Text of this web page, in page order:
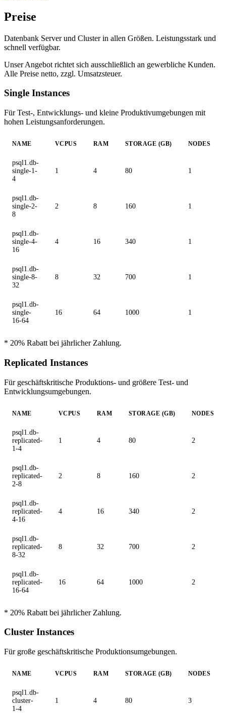
Preise
Datenbank Server und Cluster in allen Größen. Leistungsstark und
schnell verfügbar.
Unser Angebot richtet sich ausschließlich an gewerbliche Kunden.
Alle Preise netto, zzgl. Umsatzsteuer.
Single Instances
Für Test-, Entwicklungs- und kleine Produktivumgebungen mit
hohen Leistungsanforderungen.
NAME VCPUS RAM STORAGE (GB) NODES
psql1.db-
single-1-
4
1 4 80 1
psql1.db-
single-2-
8
2 8 160 1
psql1.db-
single-4-
16
4 16 340 1
psql1.db-
single-8-
32
8 32 700 1
psql1.db-
single-
16-64
16 64 1000 1
* 20% Rabatt bei jährlicher Zahlung.
Replicated Instances
Für geschäftskritische Produktions- und größere Test- und
Entwicklungsumgebungen.
NAME VCPUS RAM STORAGE (GB) NODES
psql1.db-
replicated-
1-4
1 4 80 2
psql1.db-
replicated-
2-8
2 8 160 2
psql1.db-
replicated-
4-16
4 16 340 2
psql1.db-
replicated-
8-32
8 32 700 2
psql1.db-
replicated-
16-64
16 64 1000 2
* 20% Rabatt bei jährlicher Zahlung.
Cluster Instances
Für große geschäftskritische Produktionsumgebungen.
NAME VCPUS RAM STORAGE (GB) NODES
psql1.db-
cluster-
1-4
1 4 80 3